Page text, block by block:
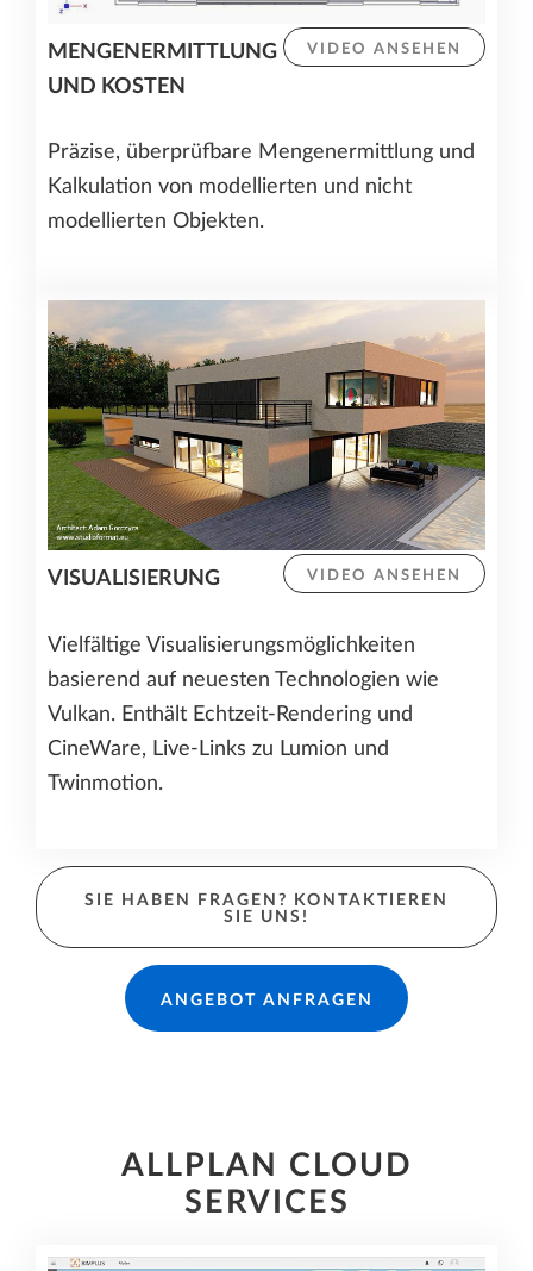
VIDEO ANSEHEN
MENGENERMITTLUNG
UND KOSTEN
Präzise, überprüfbare Mengenermittlung und
Kalkulation von modellierten und nicht
modellierten Objekten.
VIDEO ANSEHEN
VISUALISIERUNG
Vielfältige Visualisierungsmöglichkeiten
basierend auf neuesten Technologien wie
Vulkan. Enthält Echtzeit-Rendering und
CineWare, Live-Links zu Lumion und
Twinmotion.
SIE HABEN FRAGEN? KONTAKTIEREN
SIE UNS!
ANGEBOT ANFRAGEN
ALLPLAN CLOUD
SERVICES